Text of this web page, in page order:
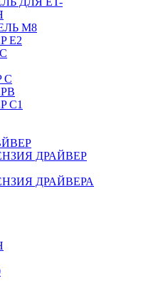
M8
E2
C
C1
ДРАЙВЕР
ДРАЙВЕРА